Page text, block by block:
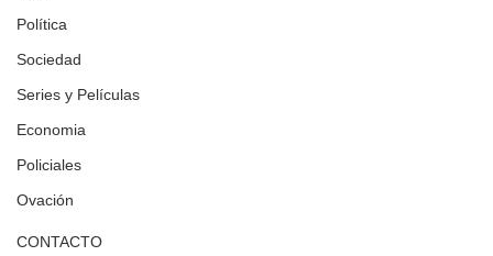
Política
Sociedad
Series y Películas
Economia
Policiales
Ovación
CONTACTO